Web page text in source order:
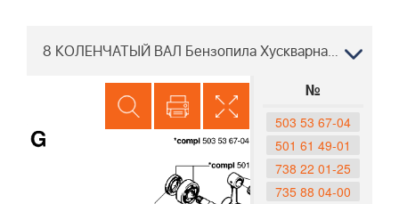
8 КОЛЕНЧАТЫЙ ВАЛ Бензопила Хускварна 242 XP
№
503 53 67-04
501 61 49-01
738 22 01-25
735 88 04-00